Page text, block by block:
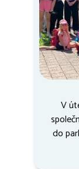
V
do